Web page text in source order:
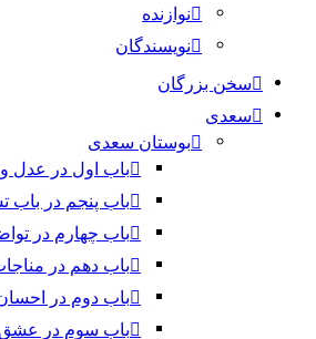
نوازنده
نویسندگان
سخن بزرگان
سعدی
بوستان سعدی
باب اول در عدل و
باب پنجم در باب
باب چهارم در
باب دهم در
باب دوم در
باب سوم در